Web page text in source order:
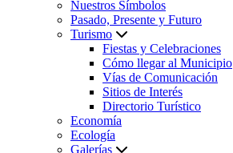
Nuestros Símbolos
Pasado, Presente y Futuro
Turismo
Fiestas y Celebraciones
Cómo llegar al Municipio
Vías de Comunicación
Sitios de Interés
Directorio Turístico
Economía
Ecología
Galerías